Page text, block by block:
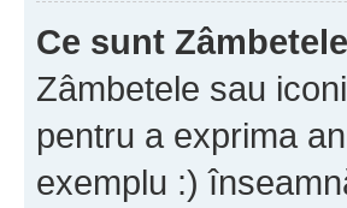
Ce sunt
Zâmbetele sau
pentru a exprima
exemplu :)